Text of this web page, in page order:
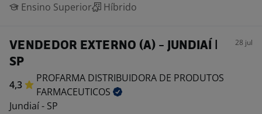
Ensino Superior
Híbrido
VENDEDOR EXTERNO (A) - JUNDIAÍ |
SP
28 jul
4,3
PROFARMA DISTRIBUIDORA DE PRODUTOS
FARMACEUTICOS
Jundiaí - SP